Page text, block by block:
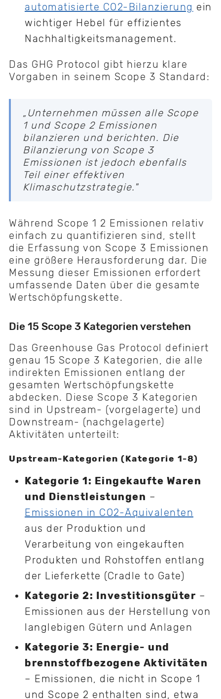
automatisierte CO2-Bilanzierung ein
wichtiger Hebel für effizientes
Nachhaltigkeitsmanagement.
Das GHG Protocol gibt hierzu klare
Vorgaben in seinem Scope 3 Standard:
„Unternehmen müssen alle Scope
1 und Scope 2 Emissionen
bilanzieren und berichten. Die
Bilanzierung von Scope 3
Emissionen ist jedoch ebenfalls
Teil einer effektiven
Klimaschutzstrategie."
Während Scope 1 2 Emissionen relativ
einfach zu quantifizieren sind, stellt
die Erfassung von Scope 3 Emissionen
eine größere Herausforderung dar. Die
Messung dieser Emissionen erfordert
umfassende Daten über die gesamte
Wertschöpfungskette.
Die 15 Scope 3 Kategorien verstehen
Das Greenhouse Gas Protocol definiert
genau 15 Scope 3 Kategorien, die alle
indirekten Emissionen entlang der
gesamten Wertschöpfungskette
abdecken. Diese Scope 3 Kategorien
sind in Upstream- (vorgelagerte) und
Downstream- (nachgelagerte)
Aktivitäten unterteilt:
Upstream-Kategorien (Kategorie 1-8)
Kategorie 1: Eingekaufte Waren
und Dienstleistungen –
Emissionen in CO2-Äquivalenten
aus der Produktion und
Verarbeitung von eingekauften
Produkten und Rohstoffen entlang
der Lieferkette (Cradle to Gate)
Kategorie 2: Investitionsgüter –
Emissionen aus der Herstellung von
langlebigen Gütern und Anlagen
Kategorie 3: Energie- und
brennstoffbezogene Aktivitäten
– Emissionen, die nicht in Scope 1
und Scope 2 enthalten sind, etwa